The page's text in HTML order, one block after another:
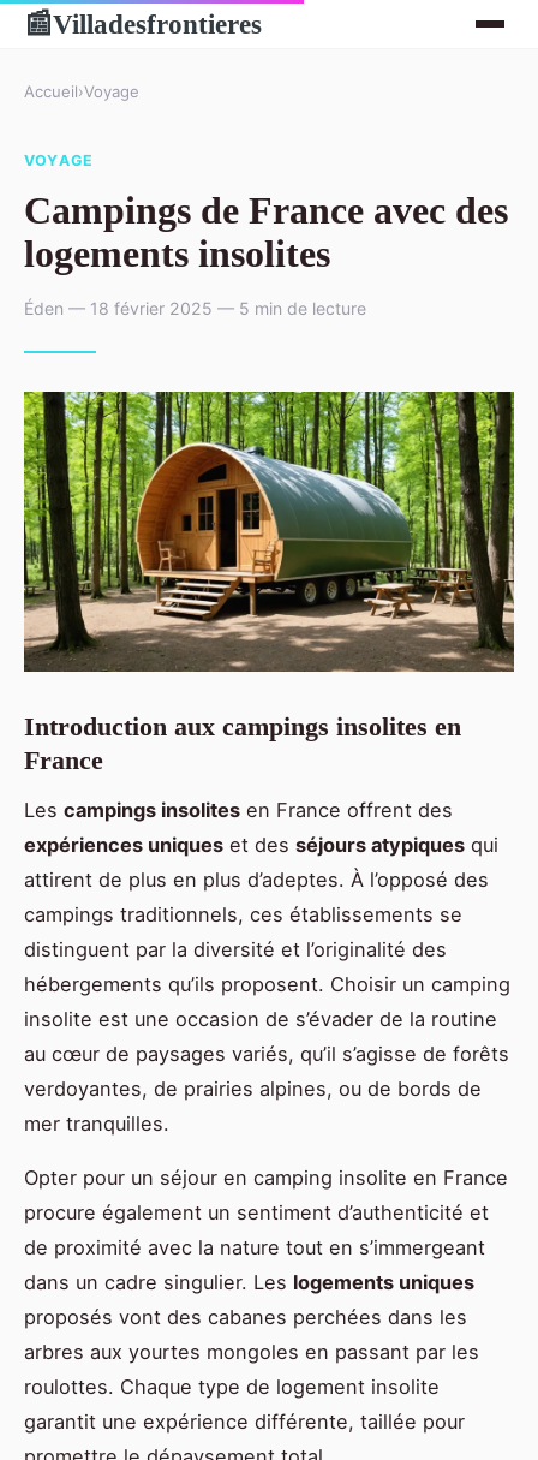
📰Villadesfrontieres
Accueil›Voyage
VOYAGE
Campings de France avec des
logements insolites
Éden — 18 février 2025 — 5 min de lecture
Introduction aux campings insolites en
France
Les campings insolites en France offrent des
expériences uniques et des séjours atypiques qui
attirent de plus en plus d’adeptes. À l’opposé des
campings traditionnels, ces établissements se
distinguent par la diversité et l’originalité des
hébergements qu’ils proposent. Choisir un camping
insolite est une occasion de s’évader de la routine
au cœur de paysages variés, qu’il s’agisse de forêts
verdoyantes, de prairies alpines, ou de bords de
mer tranquilles.
Opter pour un séjour en camping insolite en France
procure également un sentiment d’authenticité et
de proximité avec la nature tout en s’immergeant
dans un cadre singulier. Les logements uniques
proposés vont des cabanes perchées dans les
arbres aux yourtes mongoles en passant par les
roulottes. Chaque type de logement insolite
garantit une expérience différente, taillée pour